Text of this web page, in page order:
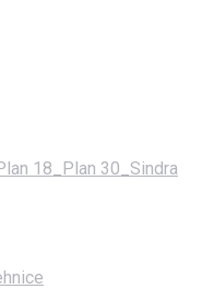
18_Plan 30_Sindra